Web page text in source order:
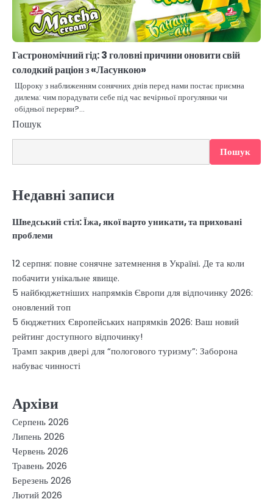
Гастрономічний гід: 3 головні причини оновити свій
солодкий раціон з «Ласункою»
Щороку з наближенням сонячних днів перед нами постає приємна
дилема: чим порадувати себе під час вечірньої прогулянки чи
обідньої перерви?…
Пошук
Пошук
Недавні записи
Шведський стіл: Їжа, якої варто уникати, та приховані
проблеми
12 серпня: повне сонячне затемнення в Україні. Де та коли
побачити унікальне явище.
5 найбюджетніших напрямків Європи для відпочинку 2026:
оновлений топ
5 бюджетних Європейських напрямків 2026: Ваш новий
рейтинг доступного відпочинку!
Трамп закрив двері для “пологового туризму”: Заборона
набуває чинності
Архіви
Серпень 2026
Липень 2026
Червень 2026
Травень 2026
Березень 2026
Лютий 2026